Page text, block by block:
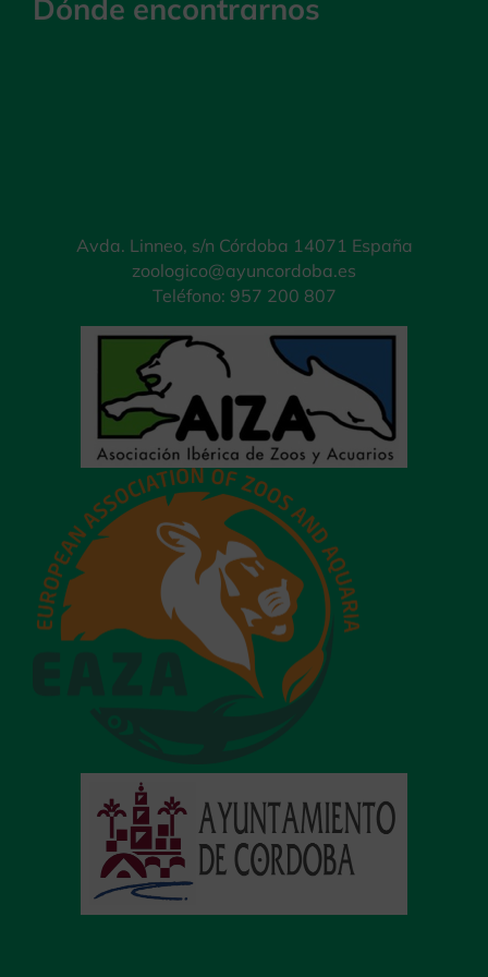
Dónde encontrarnos
Avda. Linneo, s/n Córdoba 14071 España
zoologico@ayuncordoba.es
Teléfono: 957 200 807